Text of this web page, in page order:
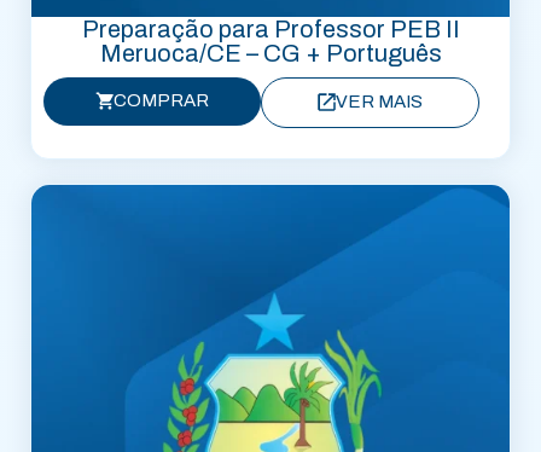
Preparação para Professor PEB II
Meruoca/CE – CG + Português
COMPRAR VER MAIS